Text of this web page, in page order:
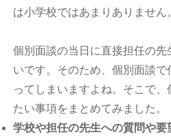
は小学校ではあまりありません
個別面談の当日に直接担任の
いです。そのため、個別面談
ってしまいますよね。そこで、
たい事項をまとめてみました。
学校や担任の先生への質問や要